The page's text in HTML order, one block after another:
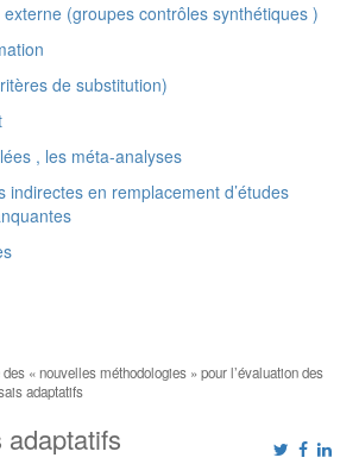
(groupes contrôles synthétiques )
de substitution)
, les méta-analyses
indirectes en remplacement d’études
« nouvelles méthodologies » pour l’évaluation des
adaptatifs
adaptatifs